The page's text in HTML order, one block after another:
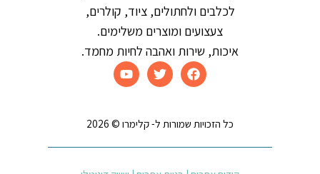
לכלבים ולחתולים, ציוד, קולרים,
צעצועים ומוצרים משלימים.
איכות, שירות ואהבה לחיות מחמד.
כל הזכויות שמורות ל- קלימרו © 2026